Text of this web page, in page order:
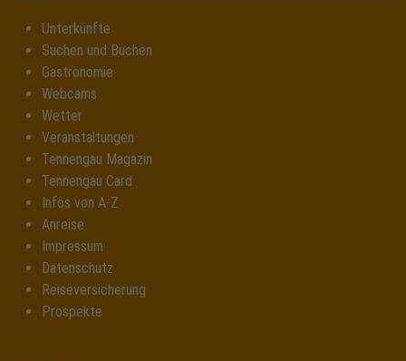
Unterkünfte
Suchen und Buchen
Gastronomie
Webcams
Wetter
Veranstaltungen
Tennengau Magazin
Tennengau Card
Infos von A-Z
Anreise
Impressum
Datenschutz
Reiseversicherung
Prospekte